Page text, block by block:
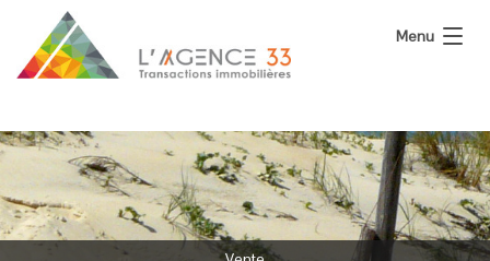
Menu
Nos Biens
Vous Vendez
Calculatrices